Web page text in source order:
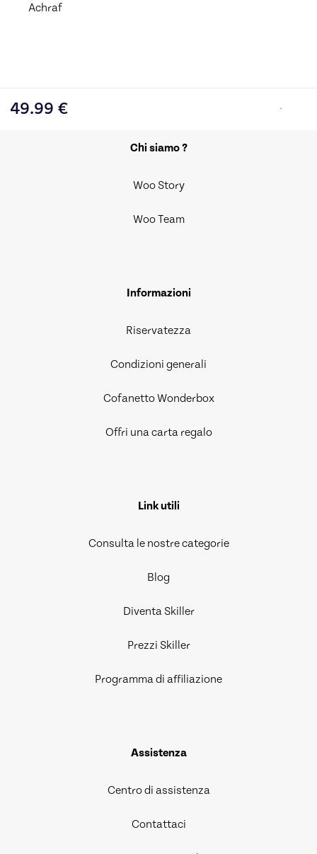
Achraf
49.99 €
Chi siamo ?
Woo Story
Woo Team
Informazioni
Riservatezza
Condizioni generali
Cofanetto Wonderbox
Offri una carta regalo
Link utili
Consulta le nostre categorie
Blog
Diventa Skiller
Prezzi Skiller
Programma di affiliazione
Assistenza
Centro di assistenza
Contattaci